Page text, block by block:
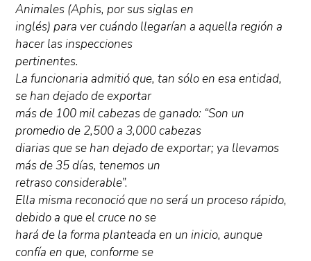
Animales (Aphis, por sus siglas en
inglés) para ver cuándo llegarían a aquella región a
hacer las inspecciones
pertinentes.
La funcionaria admitió que, tan sólo en esa entidad,
se han dejado de exportar
más de 100 mil cabezas de ganado: “Son un
promedio de 2,500 a 3,000 cabezas
diarias que se han dejado de exportar; ya llevamos
más de 35 días, tenemos un
retraso considerable”.
Ella misma reconoció que no será un proceso rápido,
debido a que el cruce no se
hará de la forma planteada en un inicio, aunque
confía en que, conforme se